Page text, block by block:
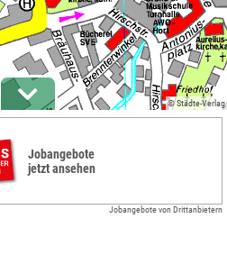
© Städte-Verlag
Jobangebote
jetzt ansehen
Jobangebote von Drittanbietern